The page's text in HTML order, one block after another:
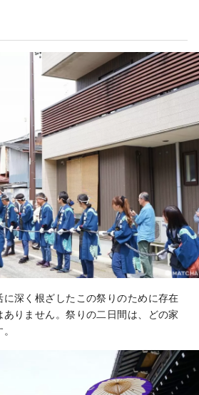
深く根ざしたこの祭りのために存在
りません。祭りの二日間は、どの家